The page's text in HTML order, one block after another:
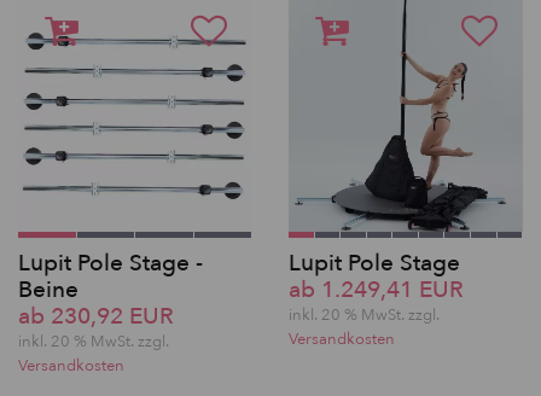
Lupit Pole Stage -
Beine
ab 230,92 EUR
inkl. 20 % MwSt. zzgl.
Versandkosten
Lupit Pole Stage
ab 1.249,41 EUR
inkl. 20 % MwSt. zzgl.
Versandkosten